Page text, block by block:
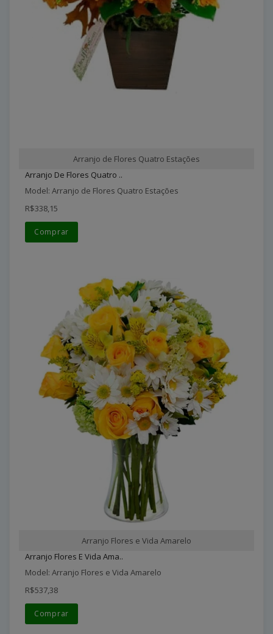
Arranjo de Flores Quatro Estações
Arranjo De Flores Quatro ..
Model: Arranjo de Flores Quatro Estações
R$338,15
Comprar
Arranjo Flores e Vida Amarelo
Arranjo Flores E Vida Ama..
Model: Arranjo Flores e Vida Amarelo
R$537,38
Comprar